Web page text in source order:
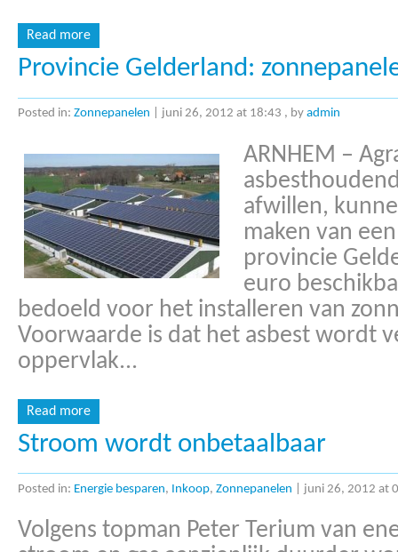
Read more
Provincie Gelderland:
Posted in: Zonnepanelen juni 26, 2012 at 18:43 , by admin
ARNHEM –
afwillen,
maken van
provincie
euro
bedoeld voor het installeren van
Voorwaarde is dat het asbest wordt
oppervlak...
Read more
Stroom wordt onbetaalbaar
Posted in: Energie besparen, Inkoop, Zonnepanelen juni 26, 2012 at
Volgens topman Peter Terium van